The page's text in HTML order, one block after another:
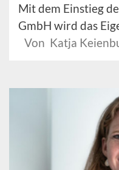
Mit dem Einstieg
GmbH wird das
Von Katja